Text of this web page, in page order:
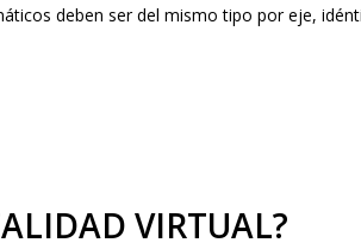
deben ser del mismo tipo por eje,
VIRTUAL?